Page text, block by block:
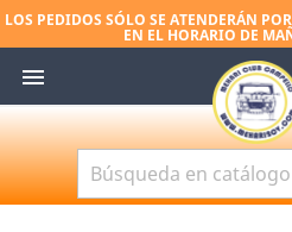
LOS PEDIDOS SÓLO SE ATENDERÁN
EN EL HORARIO DE
